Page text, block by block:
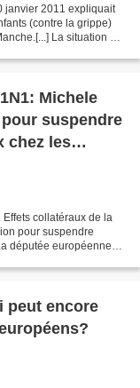
janvier 2011 expliquait
(contre la grippe)
La situation est
Michele
suspendre
chez les
collatéraux de la
pour suspendre
députée européenne
peut encore